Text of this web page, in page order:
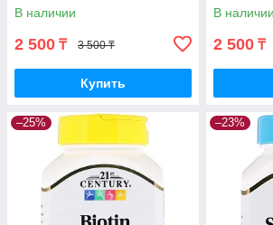
В наличии
2 500 ₸ 3 500 ₸
Купить
В наличии
2 500 ₸
–25% –23%